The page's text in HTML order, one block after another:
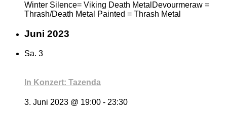
Winter Silence= Viking Death MetalDevourmeraw =
Thrash/Death Metal Painted = Thrash Metal
Juni 2023
Sa. 3
In Konzert: Tazenda
3. Juni 2023 @ 19:00 - 23:30